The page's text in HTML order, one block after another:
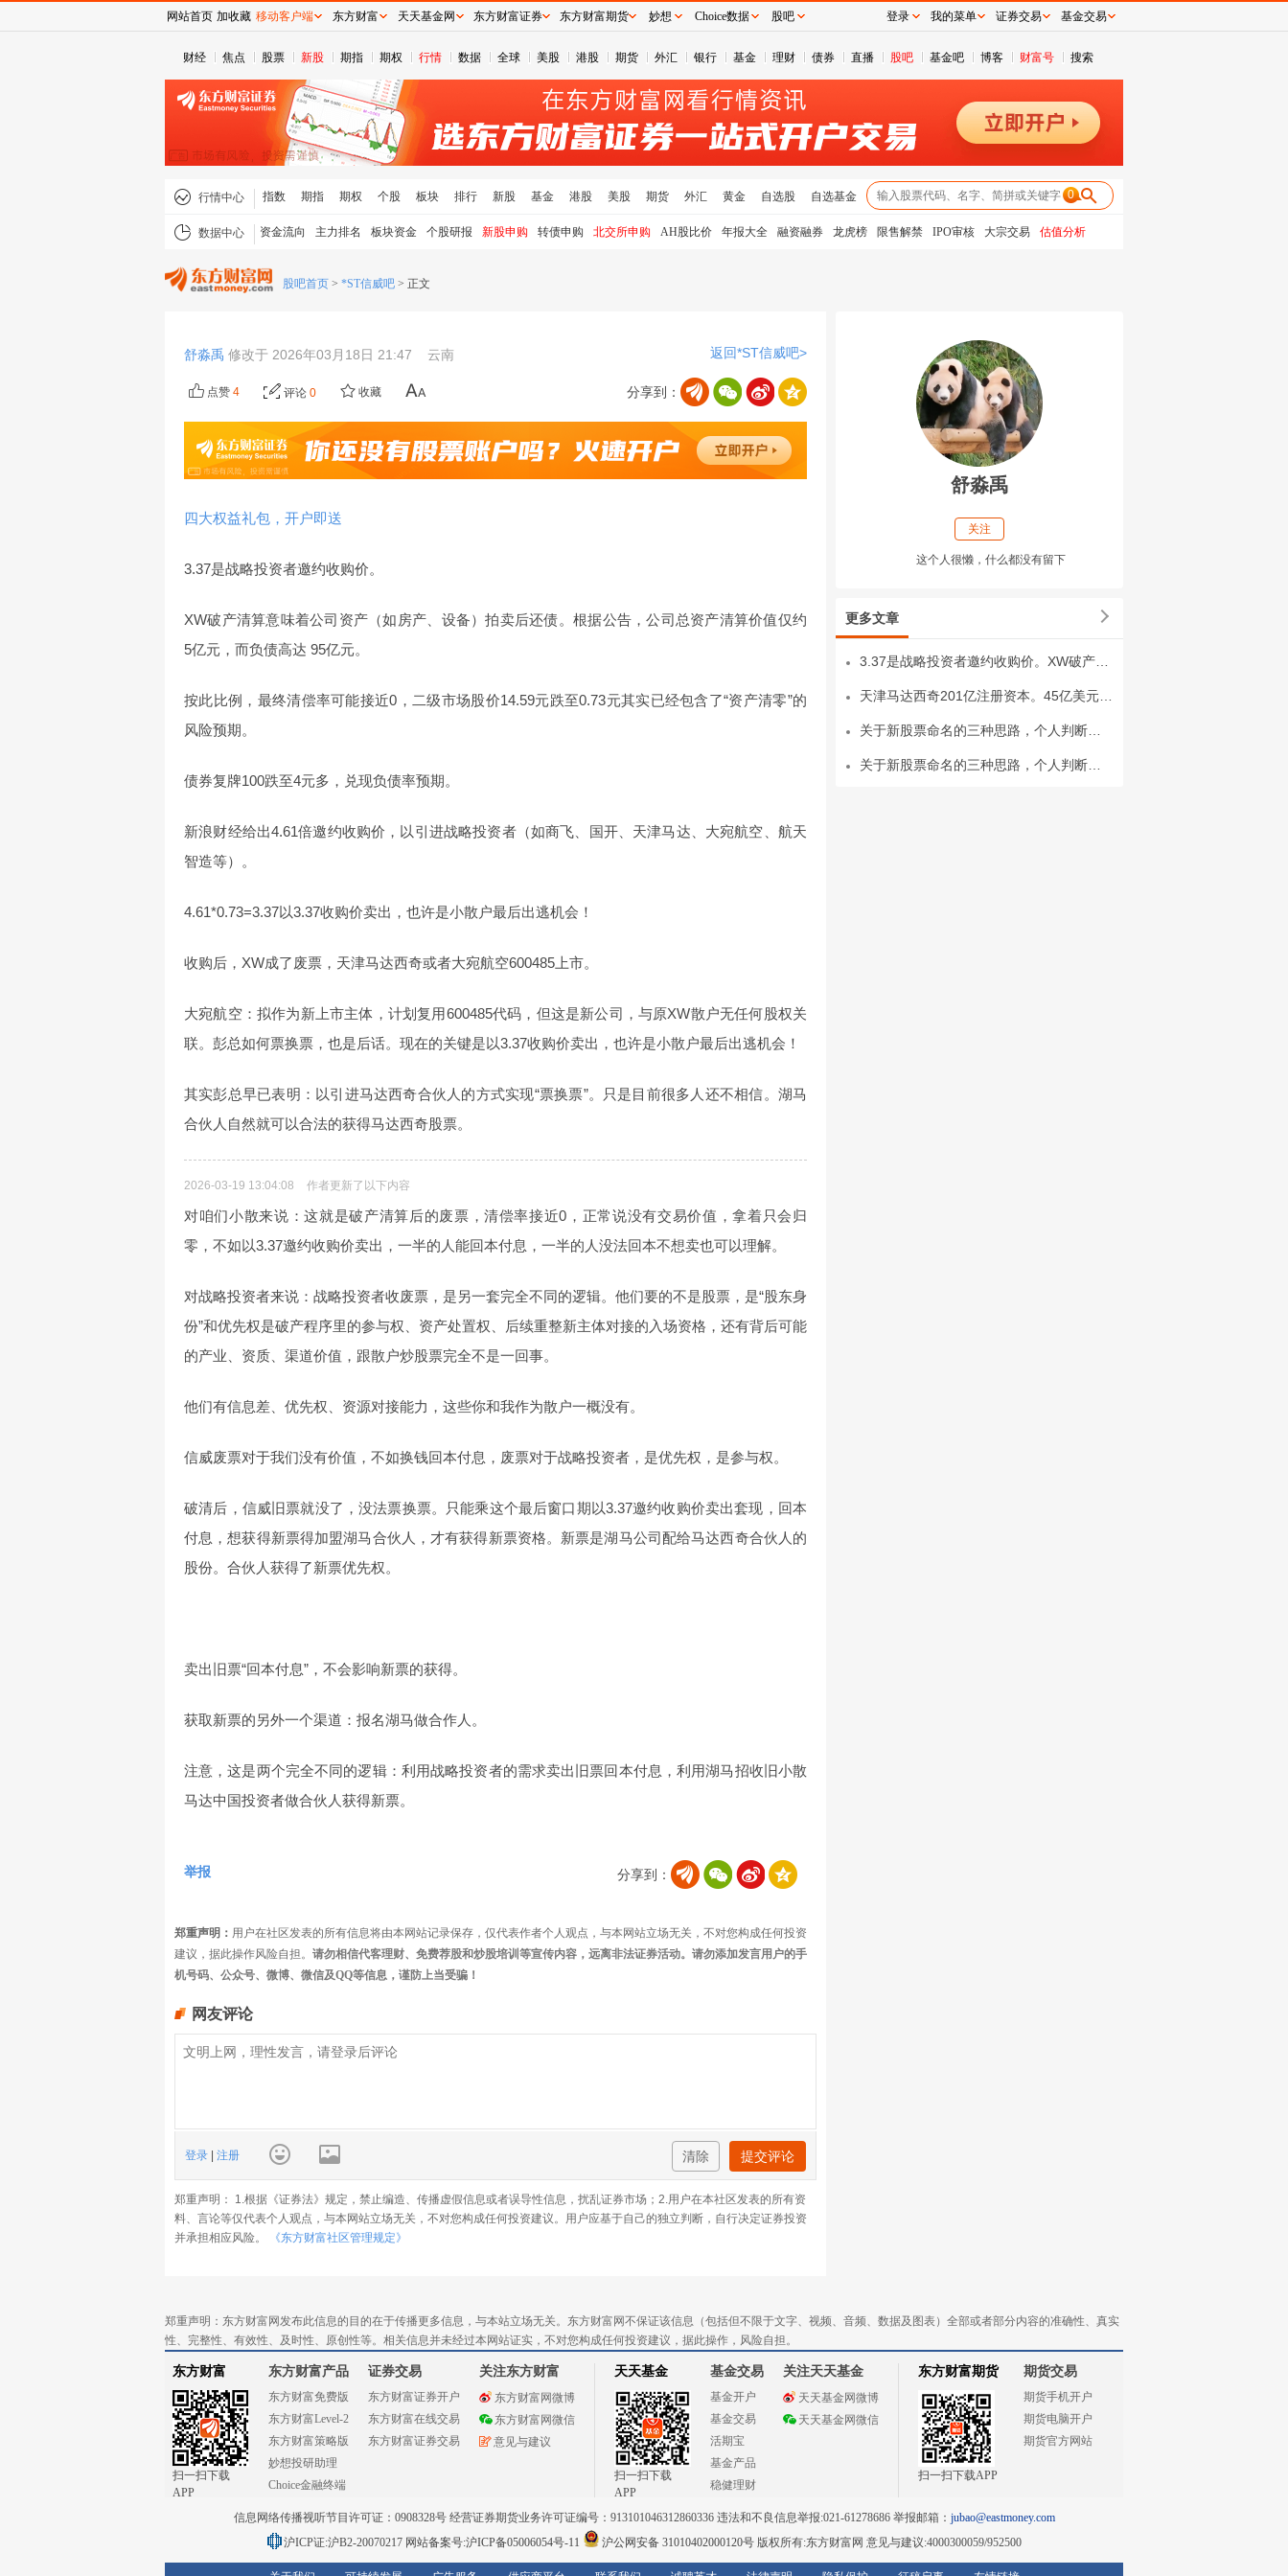
财经 焦点 股票 新股 期指 期权 行情 数据 全球 美股 港股 期货 外汇 银行 基金 理财 债券 直播 股吧 基金吧 博客 财富号 搜索
行情中心 指数 期指 期权 个股 板块 排行 新股 基金 港股 美股 期货 外汇 黄金 自选股 自选基金 0
数据中心 资金流向 主力排名 板块资金 个股研报 新股申购 转债申购 北交所申购 AH股比价 年报大全 融资融券 龙虎榜 限售解禁 IPO审核 大宗交易 估值分析
股吧首页 > *ST信威吧 > 正文
舒淼禹 修改于 2026年03月18日 21:47 云南 返回*ST信威吧>
分享到：
点赞 4 评论 0 收藏
四大权益礼包，开户即送
3.37是战略投资者邀约收购价。
XW破产清算意味着公司资产（如房产、设备）拍卖后还债。根据公告，公司总资产清算价值仅约
5亿元，而负债高达 95亿元。
按此比例，最终清偿率可能接近0，二级市场股价14.59元跌至0.73元其实已经包含了“资产清零”的
风险预期。
债券复牌100跌至4元多，兑现负债率预期。
新浪财经给出4.61倍邀约收购价，以引进战略投资者（如商飞、国开、天津马达、大宛航空、航天
智造等）。
4.61*0.73=3.37以3.37收购价卖出，也许是小散户最后出逃机会！
收购后，XW成了废票，天津马达西奇或者大宛航空600485上市。
大宛航空：拟作为新上市主体，计划复用600485代码，但这是新公司，与原XW散户无任何股权关
联。彭总如何票换票，也是后话。现在的关键是以3.37收购价卖出，也许是小散户最后出逃机会！
其实彭总早已表明：以引进马达西奇合伙人的方式实现“票换票”。只是目前很多人还不相信。湖马
合伙人自然就可以合法的获得马达西奇股票。
2026-03-19 13:04:08 作者更新了以下内容
对咱们小散来说：这就是破产清算后的废票，清偿率接近0，正常说没有交易价值，拿着只会归
零，不如以3.37邀约收购价卖出，一半的人能回本付息，一半的人没法回本不想卖也可以理解。
对战略投资者来说：战略投资者收废票，是另一套完全不同的逻辑。他们要的不是股票，是“股东身
份”和优先权是破产程序里的参与权、资产处置权、后续重整新主体对接的入场资格，还有背后可能
的产业、资质、渠道价值，跟散户炒股票完全不是一回事。
他们有信息差、优先权、资源对接能力，这些你和我作为散户一概没有。
信威废票对于我们没有价值，不如换钱回本付息，废票对于战略投资者，是优先权，是参与权。
破清后，信威旧票就没了，没法票换票。只能乘这个最后窗口期以3.37邀约收购价卖出套现，回本
付息，想获得新票得加盟湖马合伙人，才有获得新票资格。新票是湖马公司配给马达西奇合伙人的
股份。合伙人获得了新票优先权。
卖出旧票“回本付息”，不会影响新票的获得。
获取新票的另外一个渠道：报名湖马做合作人。
注意，这是两个完全不同的逻辑：利用战略投资者的需求卖出旧票回本付息，利用湖马招收旧小散
马达中国投资者做合伙人获得新票。
分享到：
举报
郑重声明： 用户在社区发表的所有信息将由本网站记录保存，仅代表作者个人观点，与本网站立场无关，不对您构成任何投资
建议，据此操作风险自担。 请勿相信代客理财、免费荐股和炒股培训等宣传内容，远离非法证券活动。请勿添加发言用户的手
机号码、公众号、微博、微信及QQ等信息，谨防上当受骗！
网友评论
登录 注册 清除 提交评论
郑重声明： 1.根据《证券法》规定，禁止编造、传播虚假信息或者误导性信息，扰乱证券市场；2.用户在本社区发表的所有资
料、言论等仅代表个人观点，与本网站立场无关，不对您构成任何投资建议。用户应基于自己的独立判断，自行决定证券投资
并承担相应风险。
《东方财富社区管理规定》
舒淼禹
关注
这个人很懒，什么都没有留下
更多文章
郑重声明：东方财富网发布此信息的目的在于传播更多信息，与本站立场无关。东方财富网不保证该信息（包括但不限于文字、视频、音频、数据及图表）全部或者部分内容的准确性、真实
性、完整性、有效性、及时性、原创性等。相关信息并未经过本网站证实，不对您构成任何投资建议，据此操作，风险自担。
东方财富
扫一扫下载
APP
东方财富产品
东方财富免费版
东方财富Level-2
东方财富策略版
妙想投研助理
Choice金融终端
证券交易
东方财富证券开户
东方财富在线交易
东方财富证券交易
关注东方财富
东方财富网微博
东方财富网微信
意见与建议
天天基金
扫一扫下载
APP
基金交易
基金开户
基金交易
活期宝
基金产品
稳健理财
关注天天基金
天天基金网微博
天天基金网微信
东方财富期货
扫一扫下载APP
期货交易
期货手机开户
期货电脑开户
期货官方网站
信息网络传播视听节目许可证：0908328号 经营证券期货业务许可证编号：913101046312860336 违法和不良信息举报:021-61278686 举报邮箱： jubao@eastmoney.com
沪ICP证:沪B2-20070217 网站备案号:沪ICP备05006054号-11 沪公网安备 31010402000120号版权所有:东方财富网 意见与建议:4000300059/952500
网站首页 加收藏 移动客户端 东方财富 天天基金网 东方财富证券 东方财富期货 妙想 Choice数据 股吧 登录 我的菜单 证券交易 基金交易